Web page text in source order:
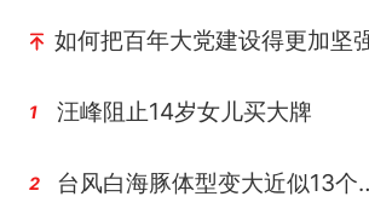
如何把百年大党建设得更加坚
1 汪峰阻止14岁女儿买大牌
2 台风白海豚